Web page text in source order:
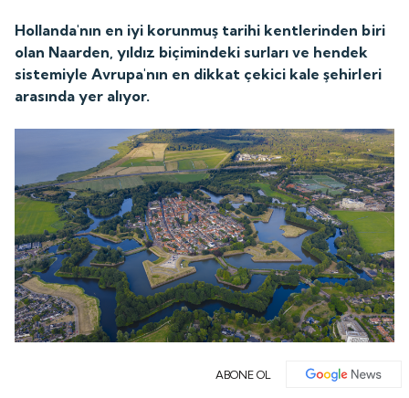
Hollanda'nın en iyi korunmuş tarihi kentlerinden biri
olan Naarden, yıldız biçimindeki surları ve hendek
sistemiyle Avrupa'nın en dikkat çekici kale şehirleri
arasında yer alıyor.
ABONE OL